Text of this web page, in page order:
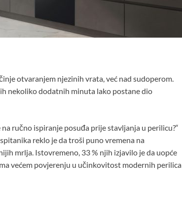
otvaranjem njezinih vrata, već nad sudoperom.
nekoliko dodatnih minuta lako postane dio
ručno ispiranje posuđa prije stavljanja u perilicu?“
reklo je da troši puno vremena na
mrlja. Istovremeno, 33 % njih izjavilo je da uopće
većem povjerenju u učinkovitost modernih perilica